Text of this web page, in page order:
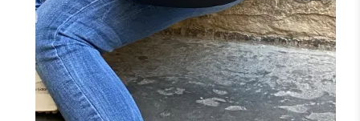
J'ajoute à mon panier !